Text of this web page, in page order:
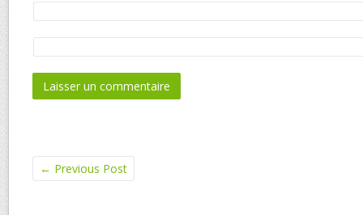
← Previous Post